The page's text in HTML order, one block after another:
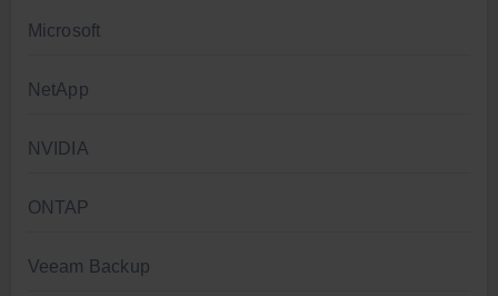
Microsoft
NetApp
NVIDIA
ONTAP
Veeam Backup